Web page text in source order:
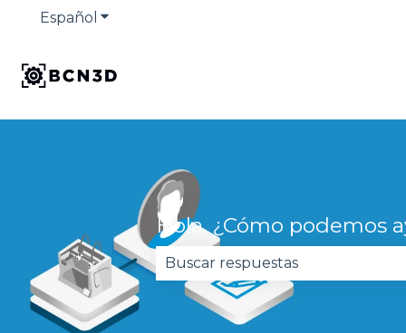
Español Traducciones de Mostrar submenú de
Hola. ¿Cómo podemos
No hay sugerencias porque el